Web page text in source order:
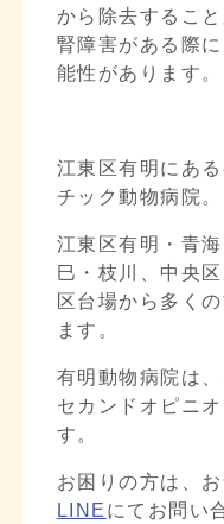
から除去するこ
腎障害がある際
能性があります。
江東区有明にあ
チック動物病院。
江東区有明・青
巳・枝川、中央
区台場から多く
ます。
有明動物病院は
セカンドオピニ
す。
お困りの方は、
LINE にてお問い